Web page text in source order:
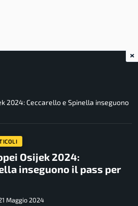
2024: Ceccarello e Spinella inseguono
Osijek 2024:
inseguono il pass per
Maggio 2024
×